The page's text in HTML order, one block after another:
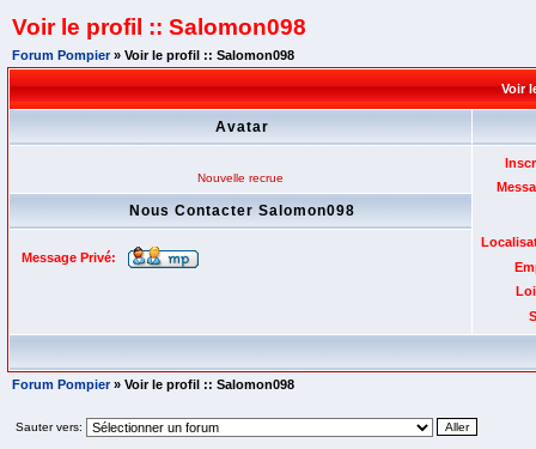
Voir le profil :: Salomon098
Forum Pompier» Voir le profil :: Salomon098
Voir
Avatar
Nouvelle recrue
Nous Contacter Salomon098
Message Privé:
Forum Pompier» Voir le profil :: Salomon098
Sauter vers: